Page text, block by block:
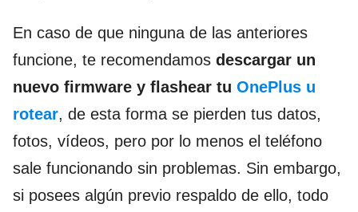
En caso de que ninguna de las anteriores
funcione, te recomendamos descargar un
nuevo firmware y flashear tu OnePlus u
rotear, de esta forma se pierden tus datos,
fotos, vídeos, pero por lo menos el teléfono
sale funcionando sin problemas. Sin embargo,
si posees algún previo respaldo de ello, todo